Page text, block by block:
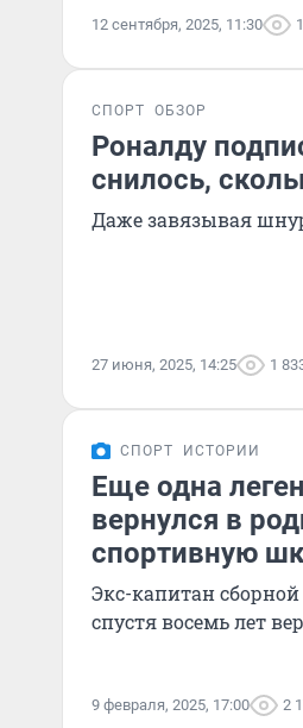
12 сентября, 2025, 11:30
СПОРТ ОБЗОР
Роналду
снилось,
Даже завязывая
27 июня, 2025, 14:25 1
СПОРТ ИСТОРИИ
Еще одна
вернулся в
спортивную
Экс-капитан
спустя восемь лет
9 февраля, 2025, 17:00 2